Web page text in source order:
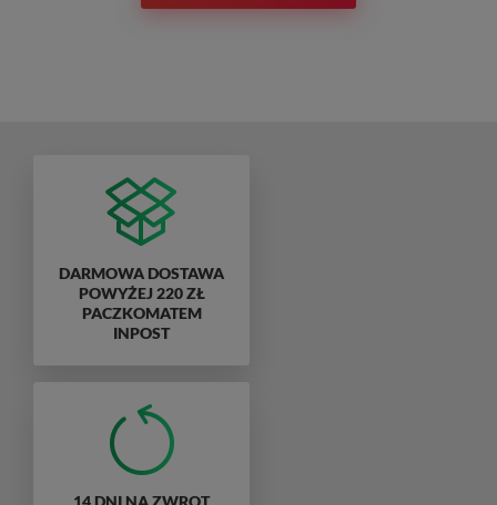
DARMOWA DOSTAWA
POWYŻEJ 220 ZŁ
PACZKOMATEM
INPOST